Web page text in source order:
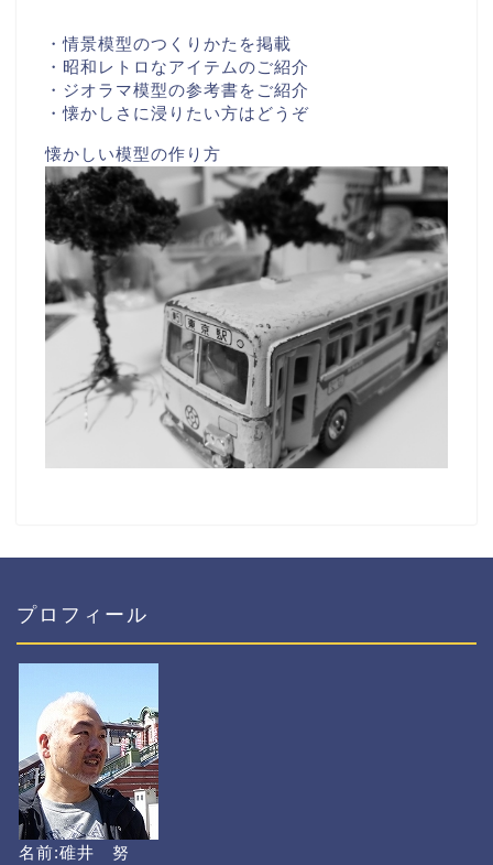
・情景模型のつくりかたを掲載
・昭和レトロなアイテムのご紹介
・ジオラマ模型の参考書をご紹介
・懐かしさに浸りたい方はどうぞ
懐かしい模型の作り方
プロフィール
名前:碓井 努